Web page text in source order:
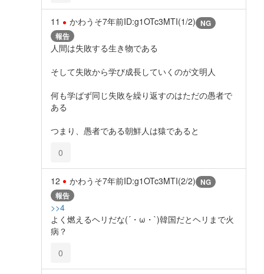
11 かわうそ7年前ID:g1OTc3MTI(1/2) NG
報告
人間は失敗する生き物である
そして失敗から学び成長していくのが文明人
何も学ばず同じ失敗を繰り返すのはただの愚者で
ある
つまり、愚者である朝鮮人は猿であると
0
12 かわうそ7年前ID:g1OTc3MTI(2/2) NG
報告
>>4
よく燃えるヘリだな(´・ω・`)韓国だとヘリまで火
病？
0